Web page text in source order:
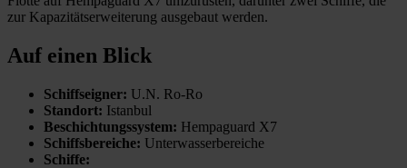
zur Kapazitätserweiterung ausgebaut werden.
Auf einen Blick
Schiffseigner: U.N. Ro-Ro
Standort: Istanbul
Beschichtungssystem: Hempaguard X7
Schiffsbereiche: Unterwasserbereiche
Schiffe: